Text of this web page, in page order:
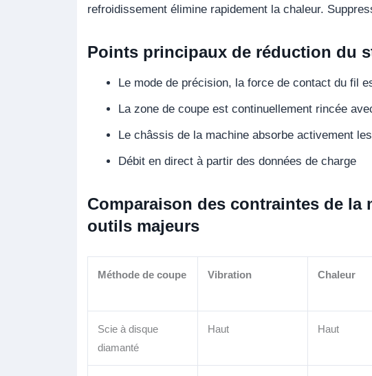
refroidissement élimine rapidement la chaleur.
Points principaux de réduction du
Le mode de précision, la force de contact du fil
La zone de coupe est continuellement rincée
Le châssis de la machine absorbe activement
Débit en direct à partir des données de charge
Comparaison des contraintes de la
outils majeurs
Méthode de coupe Vibration Chaleur
Scie à disque
diamanté
Haut Haut